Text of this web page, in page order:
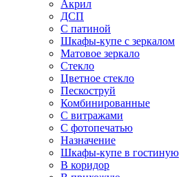
Акрил
ДСП
С патиной
Шкафы-купе с зеркалом
Матовое зеркало
Стекло
Цветное стекло
Пескоструй
Комбинированные
С витражами
С фотопечатью
Назначение
Шкафы-купе в гостиную
В коридор